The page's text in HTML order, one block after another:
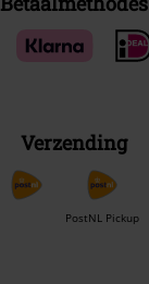
Verzending
PostNL Pickup